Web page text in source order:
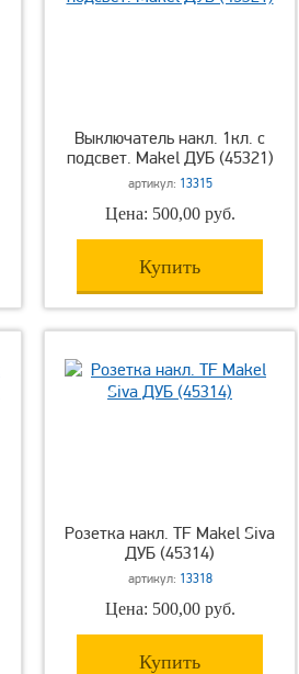
Выключатель накл. 1кл. с
подсвет. Makel ДУБ (45321)
артикул: 13315
Цена: 500,00 руб.
Купить
Розетка накл. TF Makel Siva
ДУБ (45314)
артикул: 13318
Цена: 500,00 руб.
Купить